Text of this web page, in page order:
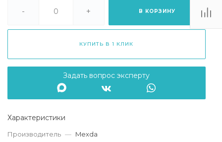
- + В КОРЗИНУ
КУПИТЬ В 1 КЛИК
Задать вопрос эксперту
Характеристики
Производитель — Mexda